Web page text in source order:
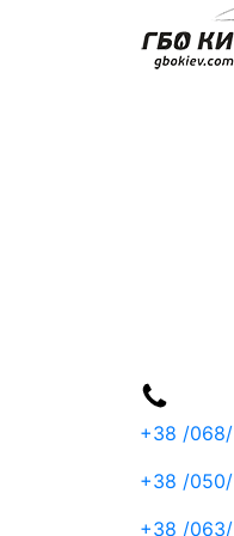
+38 /068/
+38 /050/
+38 /063/